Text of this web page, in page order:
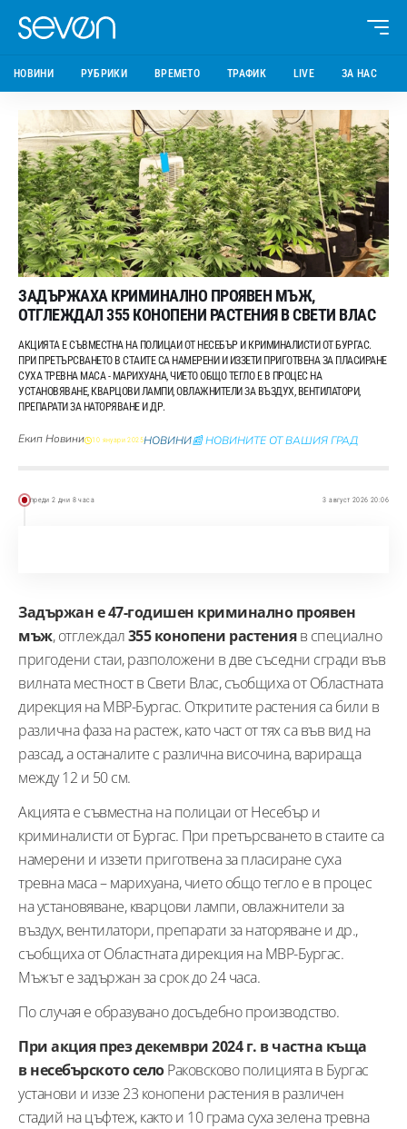
НОВИНИ РУБРИКИ ВРЕМЕТО ТРАФИК LIVE ЗА НАС
ЗАДЪРЖАХА КРИМИНАЛНО ПРОЯВЕН МЪЖ,
ОТГЛЕЖДАЛ 355 КОНОПЕНИ РАСТЕНИЯ В СВЕТИ ВЛАС
АКЦИЯТА Е СЪВМЕСТНА НА ПОЛИЦАИ ОТ НЕСЕБЪР И КРИМИНАЛИСТИ ОТ БУРГАС.
ПРИ ПРЕТЪРСВАНЕТО В СТАИТЕ СА НАМЕРЕНИ И ИЗЗЕТИ ПРИГОТВЕНА ЗА ПЛАСИРАНЕ
СУХА ТРЕВНА МАСА - МАРИХУАНА, ЧИЕТО ОБЩО ТЕГЛО Е В ПРОЦЕС НА
УСТАНОВЯВАНЕ, КВАРЦОВИ ЛАМПИ, ОВЛАЖНИТЕЛИ ЗА ВЪЗДУХ, ВЕНТИЛАТОРИ,
ПРЕПАРАТИ ЗА НАТОРЯВАНЕ И ДР.
Екип Новини 10 януари 2025НОВИНИ📰 НОВИНИТЕ ОТ ВАШИЯ ГРАД
преди 2 дни 8 часа 3 август 2026 20:06
Задържан е 47-годишен криминално проявен
мъж, отглеждал355 конопени растенияв специално
пригодени стаи, разположени в две съседни сгради във
вилната местност в Свети Влас, съобщиха от Областната
дирекция на МВР-Бургас. Откритите растения са били в
различна фаза на растеж, като част от тях са във вид на
разсад, а останалите с различна височина, варираща
между 12 и 50 см.
Акцията е съвместна на полицаи от Несебър и
криминалисти от Бургас. При претърсването в стаите са
намерени и иззети приготвена за пласиране суха
тревна маса – марихуана, чието общо тегло е в процес
на установяване, кварцови лампи, овлажнители за
въздух, вентилатори, препарати за наторяване и др.,
съобщиха от Областната дирекция на МВР-Бургас.
Мъжът е задържан за срок до 24 часа.
По случая е образувано досъдебно производство.
При акция през декември 2024 г. в частна къща
в несебърското селоРаковсково полицията в Бургас
установи и иззе 23 конопени растения в различен
стадий на цъфтеж, както и 10 грама суха зелена тревна